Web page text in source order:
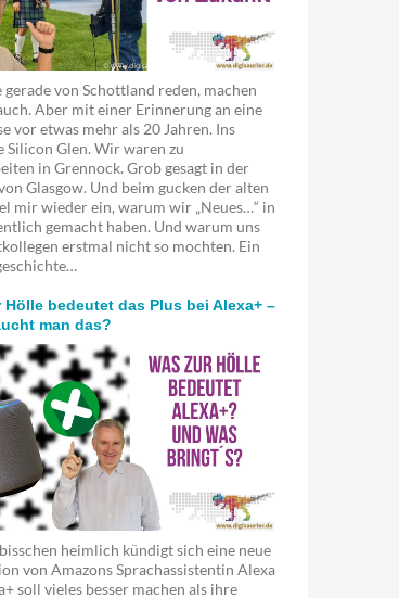
von Schottland reden, machen
Aber mit einer Erinnerung an eine
vor etwas mehr als 20 Jahren. Ins
Silicon Glen. Wir waren zu
in Grennock. Grob gesagt in der
Glasgow. Und beim gucken der alten
mir wieder ein, warum wir „Neues…“ in
gemacht haben. Und warum uns
erstmal nicht so mochten. Ein
Hölle bedeutet das Plus bei Alexa+ –
man das?
heimlich kündigt sich eine neue
von Amazons Sprachassistentin Alexa
soll vieles besser machen als ihre